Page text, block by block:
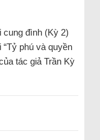
đình (Kỳ 2)
“Tỷ phú và quyền
tác giả Trần Kỳ